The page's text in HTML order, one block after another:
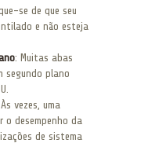
se de que seu
e não esteja
: Muitas abas
segundo plano
vezes, uma
desempenho da
de sistema